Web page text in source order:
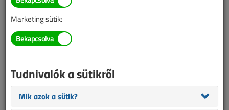
2019. március 11. |
Marketing sütik:
Tudnivalók a sütikről
Mik azok a sütik?